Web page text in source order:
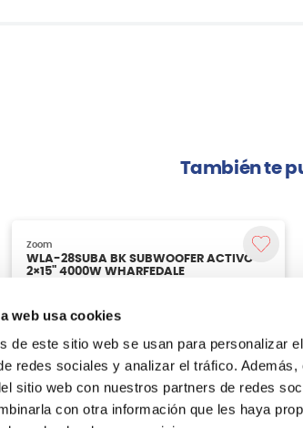
web usa cookies
de este sitio web se usan para personalizar
redes sociales y analizar el tráfico.
sitio web con nuestros partners de redes
con otra información que les haya
También te